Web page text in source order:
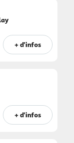
+ d'infos
+ d'infos